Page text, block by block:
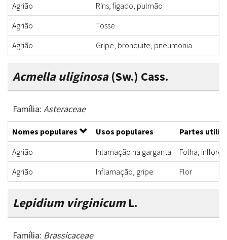
Agrião
Rins, fígado, pulmão
Agrião
Tosse
Agrião
Gripe, bronquite, pneumonia
Acmella uliginosa(Sw.) Cass.
Família: Asteraceae
Nomes populares Usos populares
Partes
Agrião
Inlamação na garganta
Folha,
Agrião
Inflamação, gripe Flor
Lepidium virginicumL.
Família: Brassicaceae